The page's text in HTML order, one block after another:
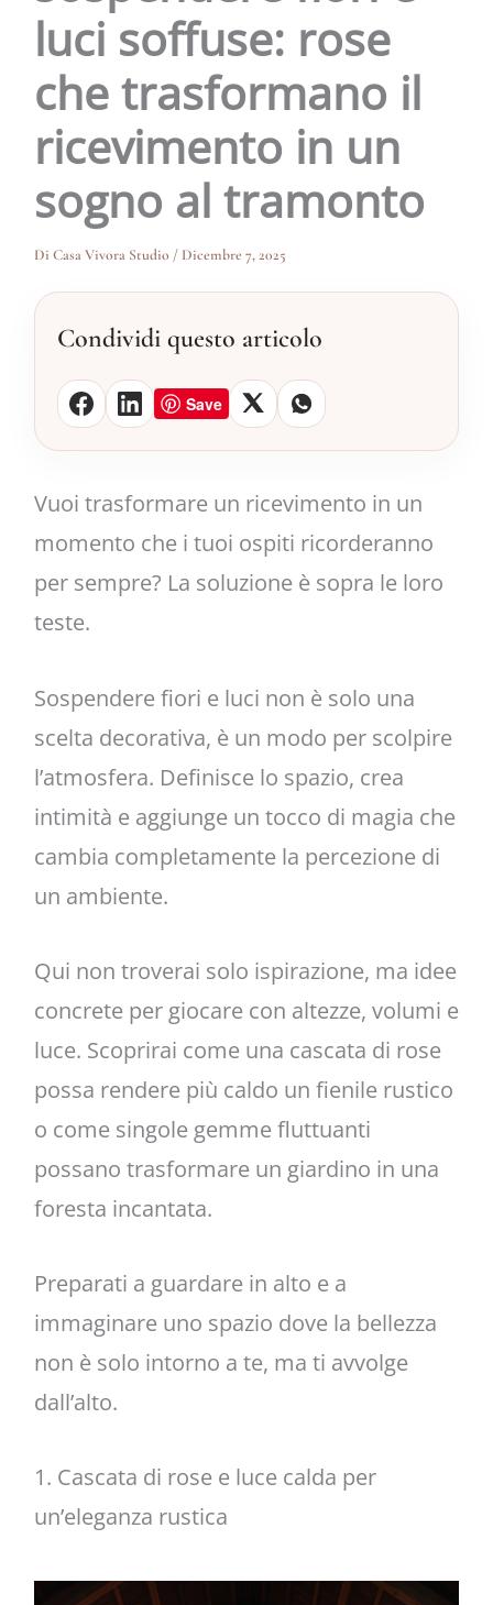
luci soffuse: rose
che trasformano il
ricevimento in un
sogno al tramonto
Di Casa Vivora Studio/ Dicembre 7, 2025
Condividi questo articolo
Save
Vuoi trasformare un ricevimento in un
momento che i tuoi ospiti ricorderanno
per sempre? La soluzione è sopra le loro
teste.
Sospendere fiori e luci non è solo una
scelta decorativa, è un modo per scolpire
l’atmosfera. Definisce lo spazio, crea
intimità e aggiunge un tocco di magia che
cambia completamente la percezione di
un ambiente.
Qui non troverai solo ispirazione, ma idee
concrete per giocare con altezze, volumi e
luce. Scoprirai come una cascata di rose
possa rendere più caldo un fienile rustico
o come singole gemme fluttuanti
possano trasformare un giardino in una
foresta incantata.
Preparati a guardare in alto e a
immaginare uno spazio dove la bellezza
non è solo intorno a te, ma ti avvolge
dall’alto.
1. Cascata di rose e luce calda per
un’eleganza rustica